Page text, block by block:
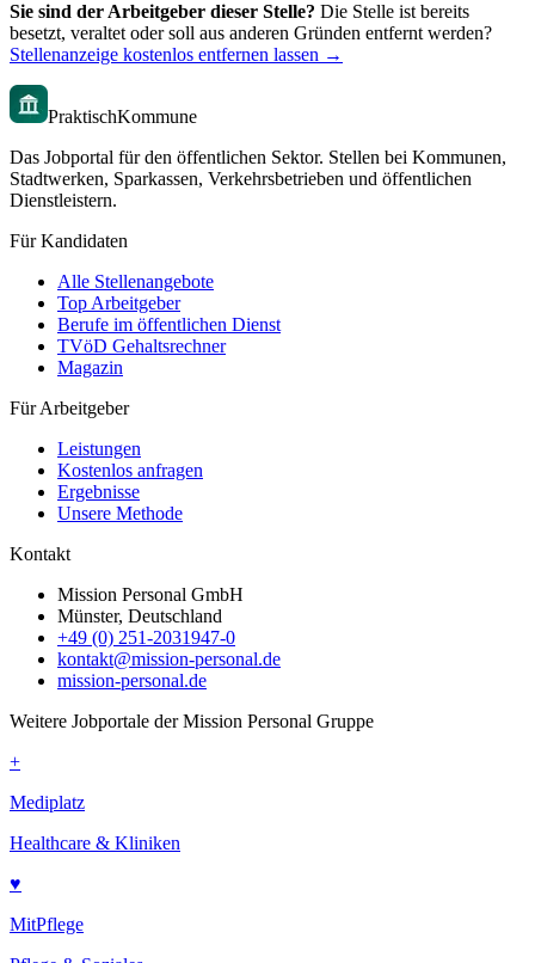
Sie sind der Arbeitgeber dieser Stelle? Die Stelle ist bereits
besetzt, veraltet oder soll aus anderen Gründen entfernt werden?
Stellenanzeige kostenlos entfernen lassen →
PraktischKommune
Das Jobportal für den öffentlichen Sektor. Stellen bei Kommunen,
Stadtwerken, Sparkassen, Verkehrsbetrieben und öffentlichen
Dienstleistern.
Für Kandidaten
Alle Stellenangebote
Top Arbeitgeber
Berufe im öffentlichen Dienst
TVöD Gehaltsrechner
Magazin
Für Arbeitgeber
Leistungen
Kostenlos anfragen
Ergebnisse
Unsere Methode
Kontakt
Mission Personal GmbH
Münster, Deutschland
+49 (0) 251-2031947-0
kontakt@mission-personal.de
mission-personal.de
Weitere Jobportale der Mission Personal Gruppe
+
Mediplatz
Healthcare & Kliniken
♥
MitPflege